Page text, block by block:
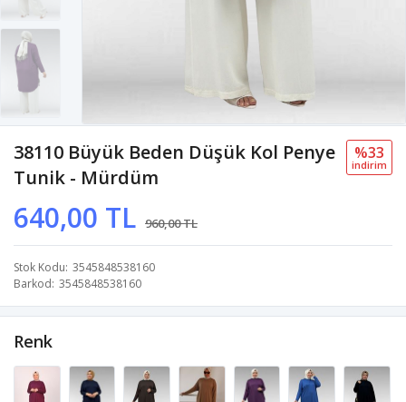
38110 Büyük Beden Düşük Kol Penye
Tunik - Mürdüm
640,00 TL 960,00 TL
%33
i̇ndi̇ri̇m
Stok Kodu 3545848538160
Barkod 3545848538160
Renk